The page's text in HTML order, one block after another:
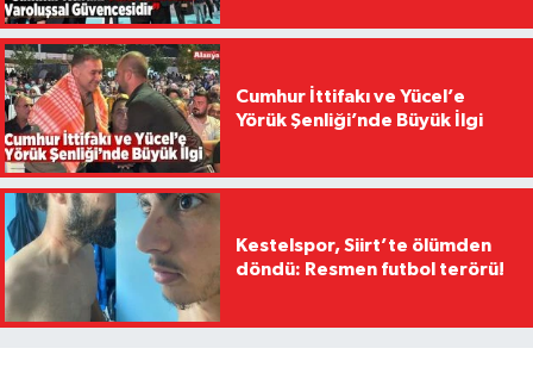
Cumhur İttifakı ve Yücel’e
Yörük Şenliği’nde Büyük İlgi
Kestelspor, Siirt’te ölümden
döndü: Resmen futbol terörü!